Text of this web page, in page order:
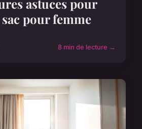
astuces pour
pour femme
8 min de lecture →